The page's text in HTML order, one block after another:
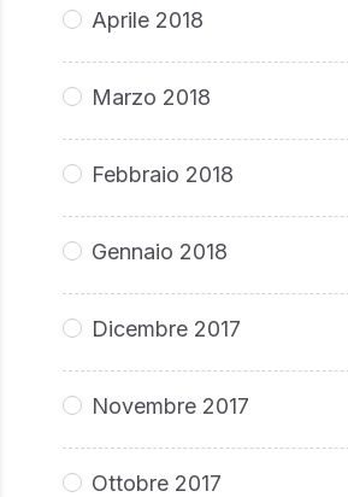
Aprile 2018
Marzo 2018
Febbraio 2018
Gennaio 2018
Dicembre 2017
Novembre 2017
Ottobre 2017